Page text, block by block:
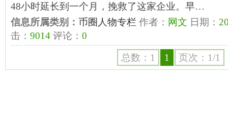
48小时延长到一个月，挽救了这家企业。早…
信息所属类别： 币圈人物专栏 作者： 网文 日期：
击： 9014 评论： 0
总数：1 1 页次：1/1